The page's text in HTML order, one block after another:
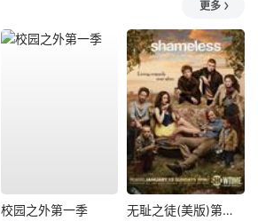
更多
校园之外第一季 无耻之徒(美版)第三季